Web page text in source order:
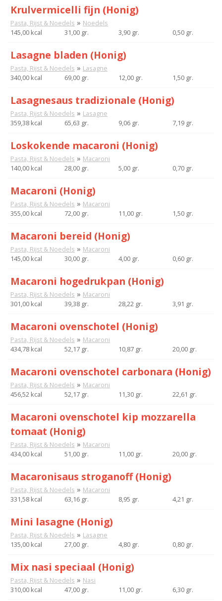
Krulvermicelli fijn (Honig)
Pasta, Rijst & Noedels » Noedels
145,00 kcal
31,00 gr. 3,90 gr. 0,50 gr.
Lasagne bladen (Honig)
Pasta, Rijst & Noedels » Lasagne
340,00 kcal
69,00 gr. 12,00 gr. 1,50 gr.
Lasagnesaus tradizionale (Honig)
Pasta, Rijst & Noedels » Lasagne
359,38 kcal
65,63 gr. 9,06 gr. 7,19 gr.
Loskokende macaroni (Honig)
Pasta, Rijst & Noedels » Macaroni
140,00 kcal
28,00 gr. 5,00 gr. 0,70 gr.
Macaroni (Honig)
Pasta, Rijst & Noedels » Macaroni
355,00 kcal
72,00 gr. 11,00 gr. 1,50 gr.
Macaroni bereid (Honig)
Pasta, Rijst & Noedels » Macaroni
145,00 kcal
30,00 gr. 4,00 gr. 0,60 gr.
Macaroni hogedrukpan (Honig)
Pasta, Rijst & Noedels » Macaroni
301,00 kcal
39,38 gr. 28,22 gr. 3,91 gr.
Macaroni ovenschotel (Honig)
Pasta, Rijst & Noedels » Macaroni
434,78 kcal
52,17 gr. 10,87 gr. 20,00 gr.
Macaroni ovenschotel carbonara (Honig)
Pasta, Rijst & Noedels » Macaroni
456,52 kcal
52,17 gr. 11,30 gr. 22,61 gr.
Macaroni ovenschotel kip mozzarella
tomaat (Honig)
Pasta, Rijst & Noedels » Macaroni
434,00 kcal
51,00 gr. 11,00 gr. 20,00 gr.
Macaronisaus stroganoff (Honig)
Pasta, Rijst & Noedels » Macaroni
331,58 kcal
63,16 gr. 8,95 gr. 4,21 gr.
Mini lasagne (Honig)
Pasta, Rijst & Noedels » Lasagne
135,00 kcal
27,00 gr. 4,80 gr. 0,80 gr.
Mix nasi speciaal (Honig)
Pasta, Rijst & Noedels » Nasi
310,00 kcal
47,00 gr. 11,00 gr. 6,30 gr.